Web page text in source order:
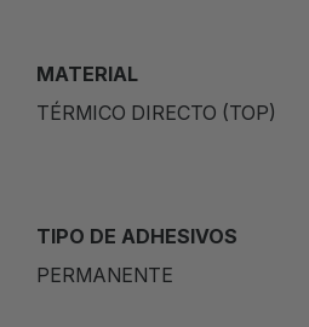
MATERIAL
TÉRMICO DIRECTO (TOP)
TIPO DE ADHESIVOS
PERMANENTE